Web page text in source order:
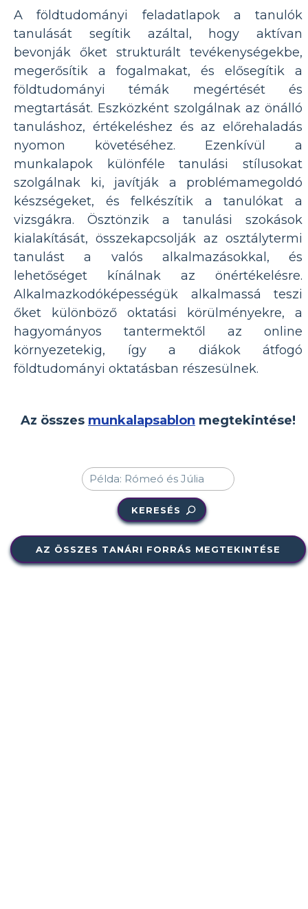
A földtudományi feladatlapok a tanulók
tanulását segítik azáltal, hogy aktívan
bevonják őket strukturált tevékenységekbe,
megerősítik a fogalmakat, és elősegítik a
földtudományi témák megértését és
megtartását. Eszközként szolgálnak az önálló
tanuláshoz, értékeléshez és az előrehaladás
nyomon követéséhez. Ezenkívül a
munkalapok különféle tanulási stílusokat
szolgálnak ki, javítják a problémamegoldó
készségeket, és felkészítik a tanulókat a
vizsgákra. Ösztönzik a tanulási szokások
kialakítását, összekapcsolják az osztálytermi
tanulást a valós alkalmazásokkal, és
lehetőséget kínálnak az önértékelésre.
Alkalmazkodóképességük alkalmassá teszi
őket különböző oktatási körülményekre, a
hagyományos tantermektől az online
környezetekig, így a diákok átfogó
földtudományi oktatásban részesülnek.
Az összes munkalapsablon megtekintése!
KERESÉS
AZ ÖSSZES TANÁRI FORRÁS MEGTEKINTÉSE